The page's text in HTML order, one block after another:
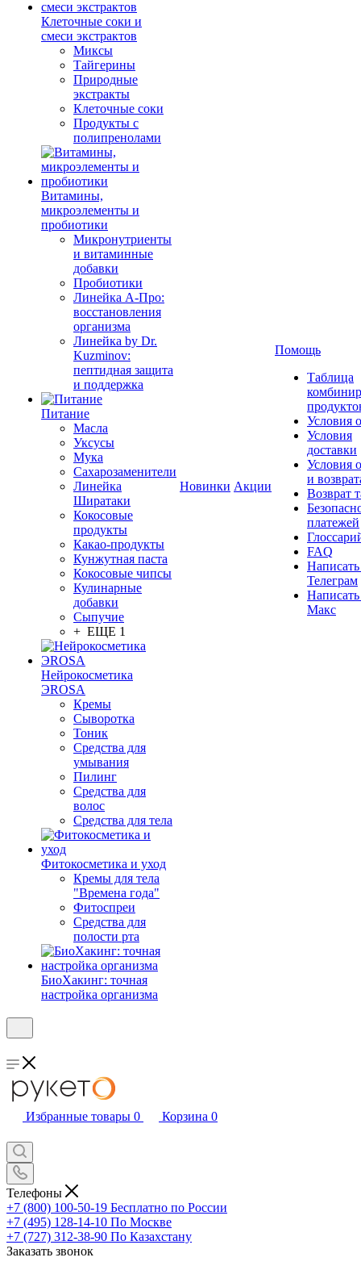
Клеточные соки и
смеси экстрактов
Миксы
Тайгерины
Природные
экстракты
Клеточные соки
Продукты с
полипренолами
Витамины,
микроэлементы и
пробиотики
Микронутриенты
и витаминные
добавки
Пробиотики
Линейка А-Про:
восстановления
организма
Линейка by Dr.
Kuzminov:
пептидная защита
и поддержка
Питание
Масла
Уксусы
Мука
Сахарозаменители
Линейка
Ширатаки
Кокосовые
продукты
Какао-продукты
Кунжутная паста
Кокосовые чипсы
Кулинарные
добавки
Сыпучие
+ ЕЩЕ 1
Нейрокосметика
ЭROSA
Кремы
Сыворотка
Тоник
Средства для
умывания
Пилинг
Средства для
волос
Средства для тела
Фитокосметика и уход
Кремы для тела
"Времена года"
Фитоспреи
Средства для
полости рта
БиоХакинг: точная
настройка организма
Новинки Акции
Помощь
Таблица
Условия
Условия
доставки
Условия
и
Возврат
платежей
FAQ
Телеграм
Макс
Избранные товары 0 Корзина 0
Телефоны
+7 (800) 100-50-19 Бесплатно по России
+7 (495) 128-14-10 По Москве
+7 (727) 312-38-90 По Казахстану
Заказать звонок